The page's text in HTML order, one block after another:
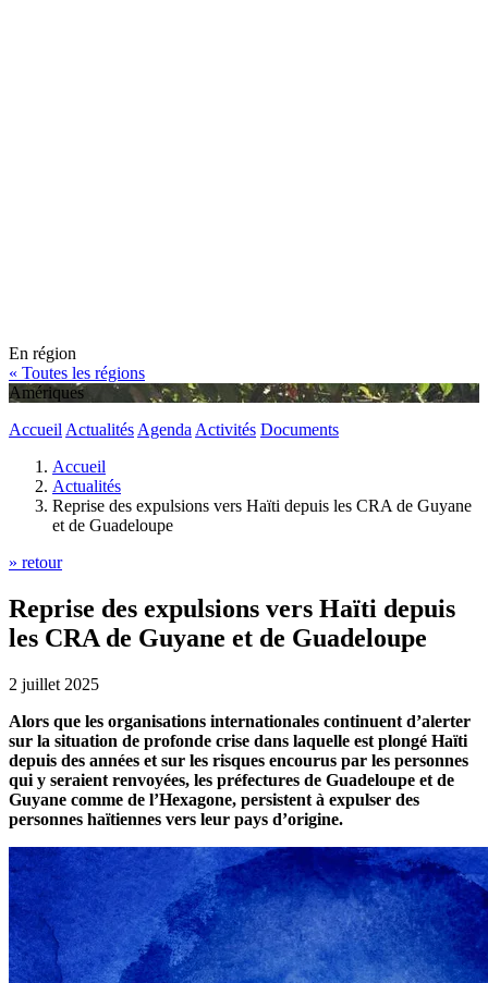
En région
« Toutes les régions
Amériques
Accueil Actualités Agenda Activités Documents
Accueil
Actualités
Reprise des expulsions vers Haïti depuis les CRA de Guyane
et de Guadeloupe
» retour
Reprise des expulsions vers Haïti depuis
les CRA de Guyane et de Guadeloupe
2 juillet 2025
Alors que les organisations internationales continuent d’alerter
sur la situation de profonde crise dans laquelle est plongé Haïti
depuis des années et sur les risques encourus par les personnes
qui y seraient renvoyées, les préfectures de Guadeloupe et de
Guyane comme de l’Hexagone, persistent à expulser des
personnes haïtiennes vers leur pays d’origine.